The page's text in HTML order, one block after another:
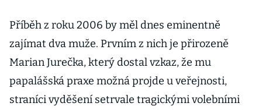
Příběh z roku 2006 by měl dnes eminentně
zajímat dva muže. Prvním z nich je přirozeně
Marian Jurečka, který dostal vzkaz, že mu
papalášská praxe možná projde u veřejnosti,
straníci vyděšení setrvale tragickými volebními